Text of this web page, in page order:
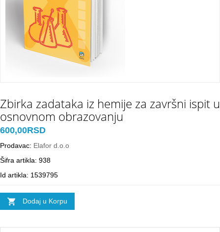
Zbirka zadataka iz hemije za završni ispit u
osnovnom obrazovanju
600,00RSD
Prodavac: Elafor d.o.o
Šifra artikla: 938
Id artikla: 1539795
Dodaj u Korpu